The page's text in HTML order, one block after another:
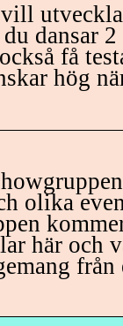
dansar
få
hög
olika
här
från